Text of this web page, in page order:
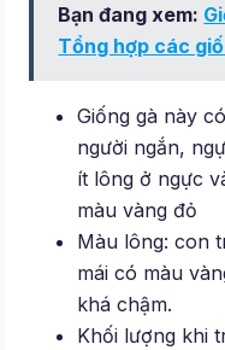
Bạn đang xem:
Tổng hợp các
Giống gà này
người ngắn,
ít lông ở ngực
màu vàng đỏ
Màu lông: con
mái có màu
khá chậm.
Khối lượng khi